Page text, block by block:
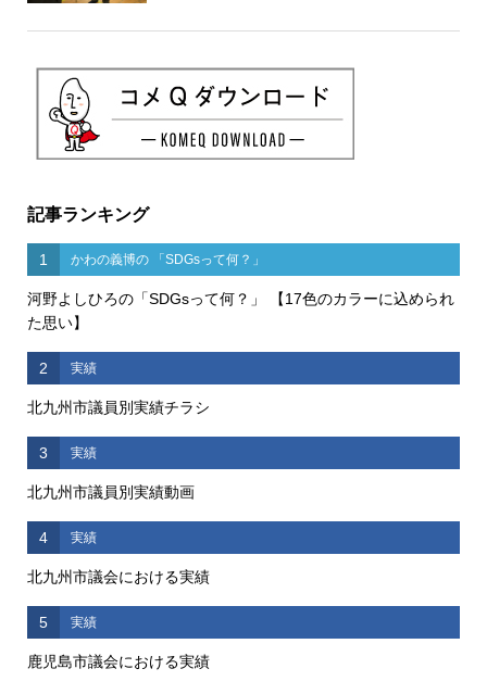
記事ランキング
1 かわの義博の 「SDGsって何？」
河野よしひろの「SDGsって何？」 【17色のカラーに込められ
た思い】
2 実績
北九州市議員別実績チラシ
3 実績
北九州市議員別実績動画
4 実績
北九州市議会における実績
5 実績
鹿児島市議会における実績